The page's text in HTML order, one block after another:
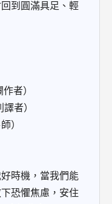
到圓滿具足、輕
者）
者）
）
時機，當我們能
恐懼焦慮，安住